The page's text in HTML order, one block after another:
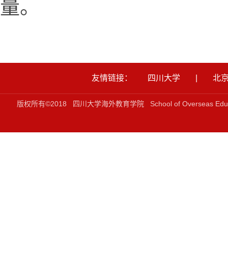
量。
友情链接： 四川大学 北
版权所有©2018 四川大学海外教育学院 School of Overseas